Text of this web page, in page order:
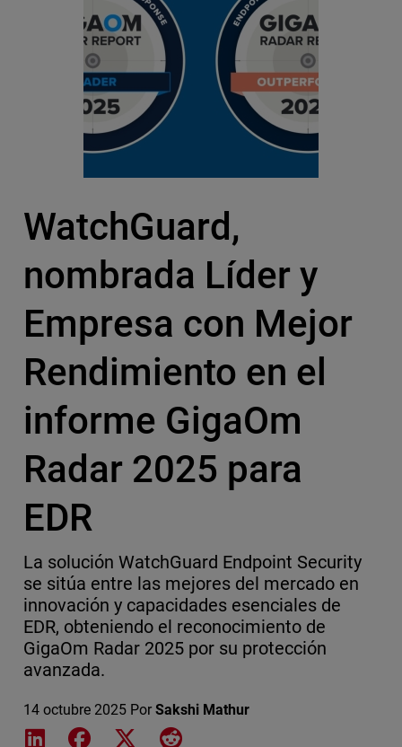
WatchGuard,
nombrada Líder y
Empresa con Mejor
Rendimiento en el
informe GigaOm
Radar 2025 para
EDR
La solución WatchGuard Endpoint Security
se sitúa entre las mejores del mercado en
innovación y capacidades esenciales de
EDR, obteniendo el reconocimiento de
GigaOm Radar 2025 por su protección
avanzada.
14 octubre 2025 Por Sakshi Mathur
Share on LinkedIn
Share on Facebook
Share on XShare on Reddit